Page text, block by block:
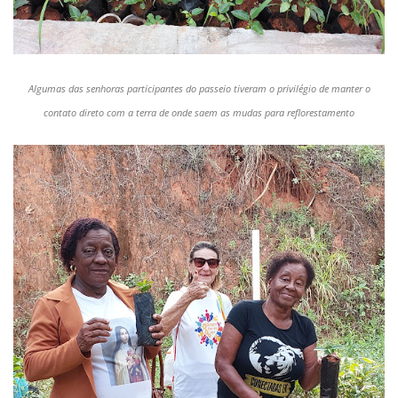
Algumas das senhoras participantes do passeio tiveram o privilégio de manter o
contato direto com a terra de onde saem as mudas para reflorestamento